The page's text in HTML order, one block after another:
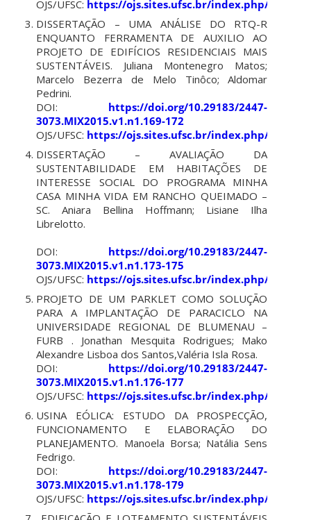
OJS/UFSC: https://ojs.sites.ufsc.br/index.php/
DISSERTAÇÃO – UMA ANÁLISE DO RTQ-R
ENQUANTO FERRAMENTA DE AUXILIO AO
PROJETO DE EDIFÍCIOS RESIDENCIAIS MAIS
SUSTENTÁVEIS. Juliana Montenegro Matos;
Marcelo Bezerra de Melo Tinôco; Aldomar
Pedrini.
DOI: https://doi.org/10.29183/2447-
3073.MIX2015.v1.n1.169-172
OJS/UFSC: https://ojs.sites.ufsc.br/index.php/
DISSERTAÇÃO – AVALIAÇÃO DA
SUSTENTABILIDADE EM HABITAÇÕES DE
INTERESSE SOCIAL DO PROGRAMA MINHA
CASA MINHA VIDA EM RANCHO QUEIMADO –
SC. Aniara Bellina Hoffmann; Lisiane Ilha
Librelotto.
DOI: https://doi.org/10.29183/2447-
3073.MIX2015.v1.n1.173-175
OJS/UFSC: https://ojs.sites.ufsc.br/index.php/
PROJETO DE UM PARKLET COMO SOLUÇÃO
PARA A IMPLANTAÇÃO DE PARACICLO NA
UNIVERSIDADE REGIONAL DE BLUMENAU –
FURB . Jonathan Mesquita Rodrigues; Mako
Alexandre Lisboa dos Santos,Valéria Isla Rosa.
DOI: https://doi.org/10.29183/2447-
3073.MIX2015.v1.n1.176-177
OJS/UFSC: https://ojs.sites.ufsc.br/index.php/
USINA EÓLICA: ESTUDO DA PROSPECÇÃO,
FUNCIONAMENTO E ELABORAÇÃO DO
PLANEJAMENTO. Manoela Borsa; Natália Sens
Fedrigo.
DOI: https://doi.org/10.29183/2447-
3073.MIX2015.v1.n1.178-179
OJS/UFSC: https://ojs.sites.ufsc.br/index.php/